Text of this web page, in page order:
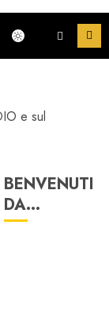
e sul
BENVENUTI
DA…